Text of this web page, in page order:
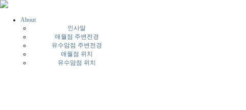
About
인사말
애월점 주변전경
유수암점 주변전경
애월점 위치
유수암점 위치